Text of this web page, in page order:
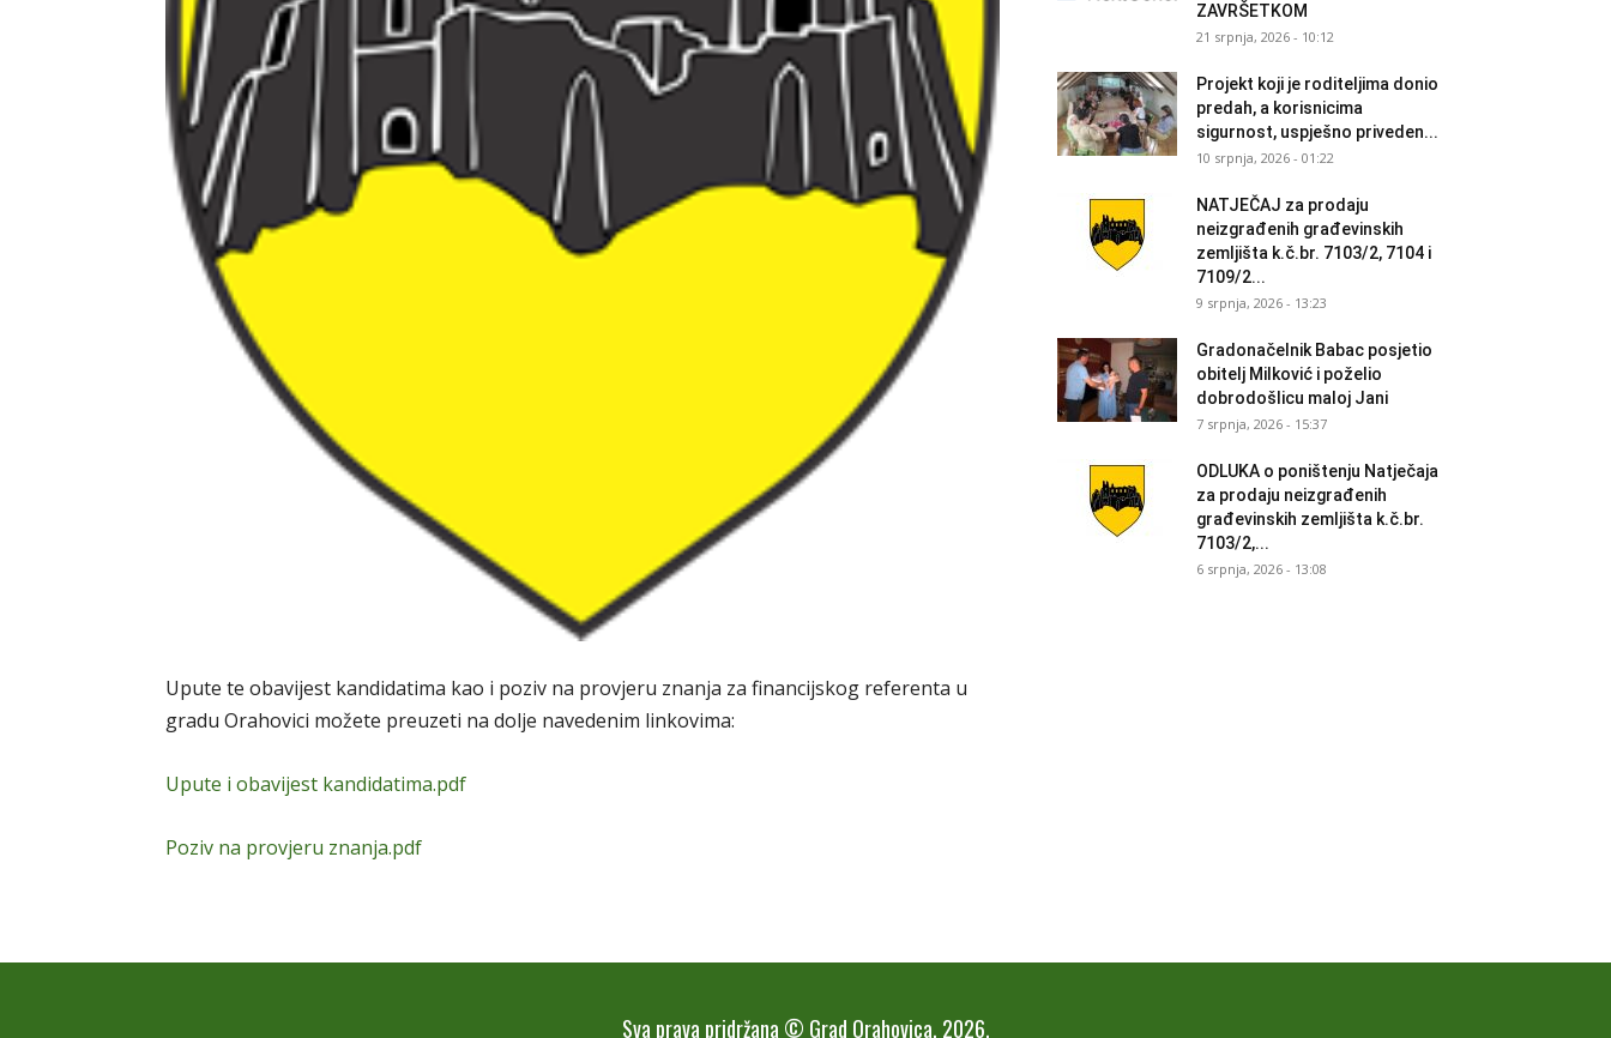
Upute te obavijest kandidatima kao i poziv na provjeru znanja za financijskog referenta u
gradu Orahovici možete preuzeti na dolje navedenim linkovima:
Upute i obavijest kandidatima.pdf
Poziv na provjeru znanja.pdf
ZAVRŠETKOM
21 srpnja, 2026 - 10:12
Projekt koji je roditeljima donio
predah, a korisnicima
sigurnost, uspješno priveden...
10 srpnja, 2026 - 01:22
NATJEČAJ za prodaju
neizgrađenih građevinskih
zemljišta k.č.br. 7103/2, 7104 i
7109/2...
9 srpnja, 2026 - 13:23
Gradonačelnik Babac posjetio
obitelj Milković i poželio
dobrodošlicu maloj Jani
7 srpnja, 2026 - 15:37
ODLUKA o poništenju Natječaja
za prodaju neizgrađenih
građevinskih zemljišta k.č.br.
7103/2,...
6 srpnja, 2026 - 13:08
Sva prava pridržana © Grad Orahovica, 2026.